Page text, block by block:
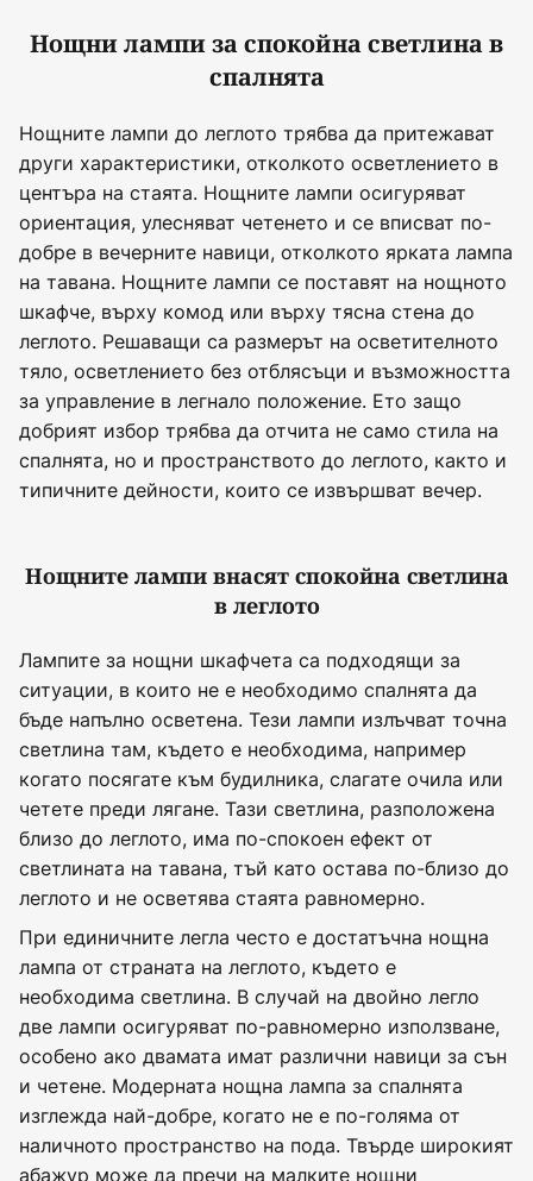
Нощни лампи за спокойна светлина в
спалнята
Нощните лампи до леглото трябва да притежават
други характеристики, отколкото осветлението в
центъра на стаята. Нощните лампи осигуряват
ориентация, улесняват четенето и се вписват по-
добре в вечерните навици, отколкото ярката лампа
на тавана. Нощните лампи се поставят на нощното
шкафче, върху комод или върху тясна стена до
леглото. Решаващи са размерът на осветителното
тяло, осветлението без отблясъци и възможността
за управление в легнало положение. Ето защо
добрият избор трябва да отчита не само стила на
спалнята, но и пространството до леглото, както и
типичните дейности, които се извършват вечер.
Нощните лампи внасят спокойна светлина
в леглото
Лампите за нощни шкафчета са подходящи за
ситуации, в които не е необходимо спалнята да
бъде напълно осветена. Тези лампи излъчват точна
светлина там, където е необходима, например
когато посягате към будилника, слагате очила или
четете преди лягане. Тази светлина, разположена
близо до леглото, има по-спокоен ефект от
светлината на тавана, тъй като остава по-близо до
леглото и не осветява стаята равномерно.
При единичните легла често е достатъчна нощна
лампа от страната на леглото, където е
необходима светлина. В случай на двойно легло
две лампи осигуряват по-равномерно използване,
особено ако двамата имат различни навици за сън
и четене. Модерната нощна лампа за спалнята
изглежда най-добре, когато не е по-голяма от
наличното пространство на пода. Твърде широкият
абажур може да пречи на малките нощни